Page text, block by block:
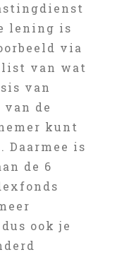
lening is
via
van wat
van
de
kunt
Daarmee is
de 6
ook je